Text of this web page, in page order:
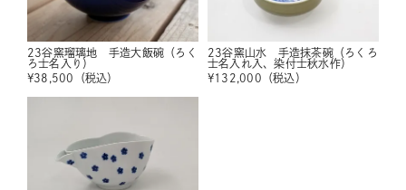
23谷窯瑠璃地 手造大飯碗（ろく
ろ士名入り）
¥38,500 （税込）
23谷窯山水 手造抹茶碗（ろくろ
士名入れ入、染付士秋水作）
¥132,000 （税込）